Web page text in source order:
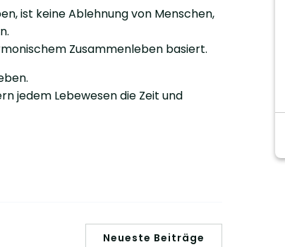
ist keine Ablehnung von Menschen,
Zusammenleben basiert.
jedem Lebewesen die Zeit und
Neueste Beiträge